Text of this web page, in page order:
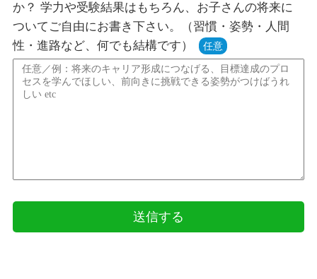
か？ 学力や受験結果はもちろん、お子さんの将来に
ついてご自由にお書き下さい。（習慣・姿勢・人間
性・進路など、何でも結構です）
任意